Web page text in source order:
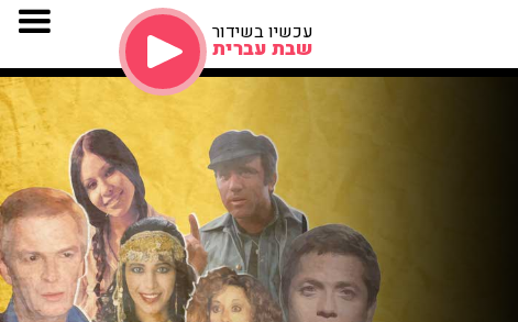
עכשיו בשידור
שבת עברית